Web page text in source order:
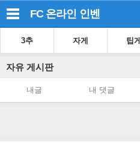
FC 온라인 인벤
3추 자게 팁게
자유 게시판
내글 내 댓글